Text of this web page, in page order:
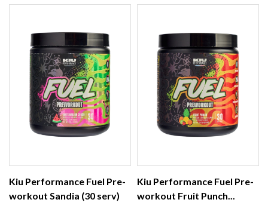
Kiu Performance Fuel Pre-
workout Sandia (30 serv)
Kiu Performance Fuel Pre-
workout Fruit Punch...